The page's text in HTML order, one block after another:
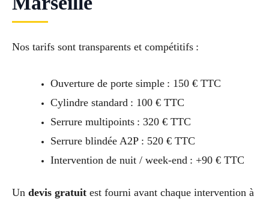
Nos tarifs sont transparents et compétitifs :
Ouverture de porte simple : 150 € TTC
Cylindre standard : 100 € TTC
Serrure multipoints : 320 € TTC
Serrure blindée A2P : 520 € TTC
Intervention de nuit / week-end : +90 € TTC
Un devis gratuit est fourni avant chaque intervention à